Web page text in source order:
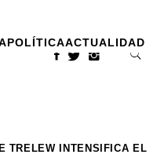
POLÍTICAACTUALIDAD
TRELEW INTENSIFICA EL